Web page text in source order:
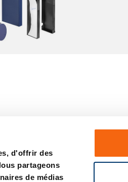
d'offrir des
partageons
de médias